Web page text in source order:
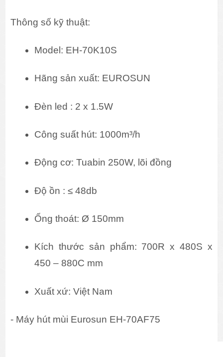
Thông số kỹ thuật:
Model: EH-70K10S
Hãng sản xuất: EUROSUN
Đèn led : 2 x 1.5W
Công suất hút: 1000m³/h
Động cơ: Tuabin 250W, lõi đồng
Độ ồn : ≤ 48db
Ống thoát: Ø 150mm
Kích thước sản phẩm: 700R x 480S x
450 – 880C mm
Xuất xứ: Việt Nam
- Máy hút mùi Eurosun EH-70AF75